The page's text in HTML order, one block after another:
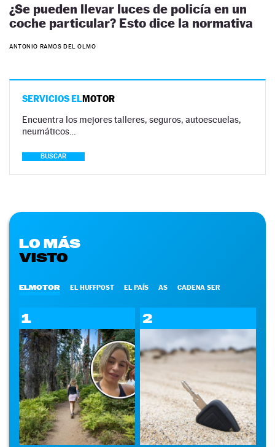
¿Se pueden llevar luces de policía en un
coche particular? Esto dice la normativa
ANTONIO RAMOS DEL OLMO
SERVICIOS ELMOTOR
Encuentra los mejores talleres, seguros, autoescuelas,
neumáticos…
BUSCAR
LO MÁS
VISTO
ELMOTOR EL HUFFPOST EL PAÍS AS CADENA SER
1 2